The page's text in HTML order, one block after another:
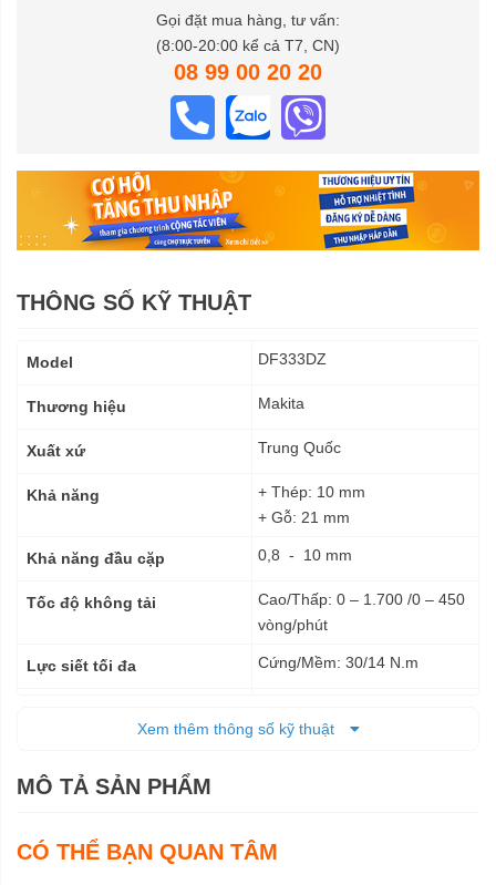
Gọi đặt mua hàng, tư vấn:
(8:00-20:00 kể cả T7, CN)
08 99 00 20 20
THÔNG SỐ KỸ THUẬT
kỹ
Model DF333DZ
Thương hiệu Makita
Xuất xứ Trung Quốc
Khả năng
+ Thép: 10 mm
+ Gỗ: 21 mm
Khả năng đầu cặp 0,8 - 10 mm
Tốc độ không tải
Cao/Thấp: 0 – 1.700 /0 – 450
vòng/phút
Lực siết tối đa Cứng/Mềm: 30/14 N.m
Kích thước (DxRxC)
Trọng lượng tịnh
Xem thêm thông số kỹ thuật
MÔ TẢ SẢN PHẨM
CÓ THỂ BẠN QUAN TÂM